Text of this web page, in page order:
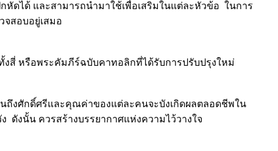
ดได้ และสามารถนำมาใช้เพื่อเสริมในแต่ละหัวข้อ ในการ
สอบอยู่เสมอ
สี่ หรือพระคัมภีร์ฉบับคาทอลิกที่ได้รับการปรับปรุงใหม่
ถึงศักดิ์ศรีและคุณค่าของแต่ละคนจะบังเกิดผลตลอดชีพใน
ดังนั้น ควรสร้างบรรยากาศแห่งความไว้วางใจ